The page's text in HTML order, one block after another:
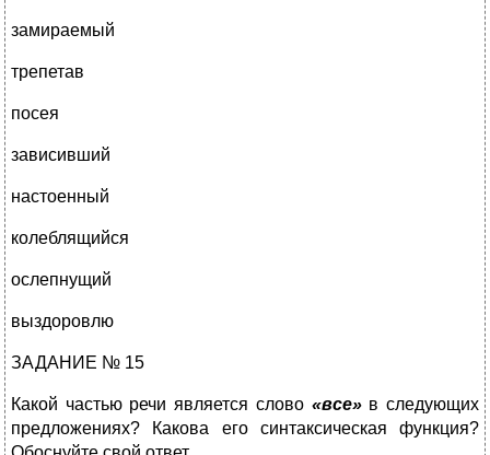
замираемый
трепетав
посея
зависивший
настоенный
колеблящийся
ослепнущий
выздоровлю
ЗАДАНИЕ № 15
Какой частью речи является слово «все»в следующих
предложениях? Какова его синтаксическая функция?